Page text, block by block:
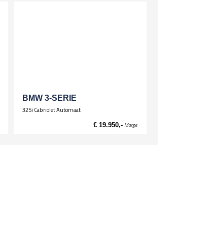
BMW 3-SERIE
325i Cabriolet Automaat
€ 19.950,- Marge